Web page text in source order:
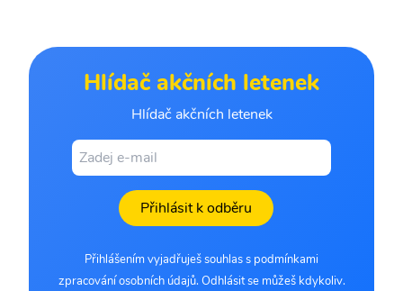
Hlídač akčních letenek
Hlídač akčních letenek
Přihlásit k odběru
Přihlášením vyjadřuješ souhlas s podmínkami
zpracování osobních údajů. Odhlásit se můžeš kdykoliv.